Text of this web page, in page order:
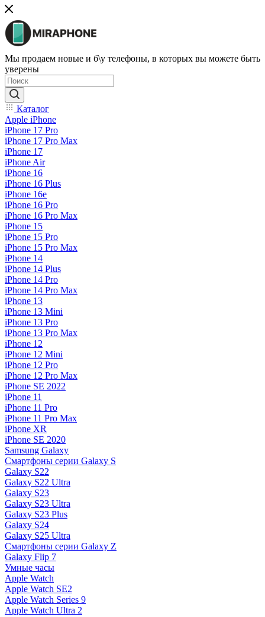
Мы продаем новые и б\у телефоны, в которых вы можете быть
уверены
Каталог
Apple iPhone
iPhone 17 Pro
iPhone 17 Pro Max
iPhone 17
iPhone Air
iPhone 16
iPhone 16 Plus
iPhone 16e
iPhone 16 Pro
iPhone 16 Pro Max
iPhone 15
iPhone 15 Pro
iPhone 15 Pro Max
iPhone 14
iPhone 14 Plus
iPhone 14 Pro
iPhone 14 Pro Max
iPhone 13
iPhone 13 Mini
iPhone 13 Pro
iPhone 13 Pro Max
iPhone 12
iPhone 12 Mini
iPhone 12 Pro
iPhone 12 Pro Max
iPhone SE 2022
iPhone 11
iPhone 11 Pro
iPhone 11 Pro Max
iPhone XR
iPhone SE 2020
Samsung Galaxy
Смартфоны серии Galaxy S
Galaxy S22
Galaxy S22 Ultra
Galaxy S23
Galaxy S23 Ultra
Galaxy S23 Plus
Galaxy S24
Galaxy S25 Ultra
Смартфоны серии Galaxy Z
Galaxy Flip 7
Умные часы
Apple Watch
Apple Watch SE2
Apple Watch Series 9
Apple Watch Ultra 2